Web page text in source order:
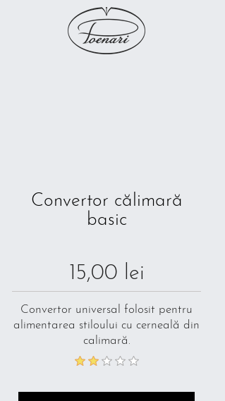
Convertor călimară
basic
15,00 lei
Convertor universal folosit pentru
alimentarea stiloului cu cerneală din
calimară.